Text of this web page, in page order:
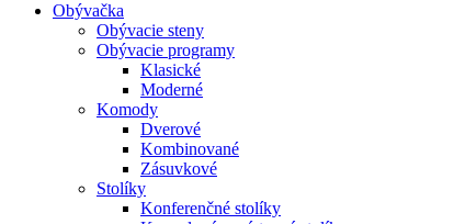
Obývačka
Obývacie steny
Obývacie programy
Klasické
Moderné
Komody
Dverové
Kombinované
Zásuvkové
Stolíky
Konferenčné stolíky